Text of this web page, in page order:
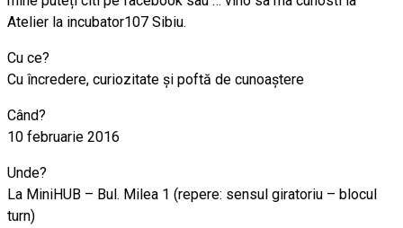
Atelier la incubator107 Sibiu.
Cu ce?
Cu încredere, curiozitate și poftă de cunoaștere
Când?
10 februarie 2016
Unde?
La MiniHUB – Bul. Milea 1 (repere: sensul giratoriu – blocul
turn)